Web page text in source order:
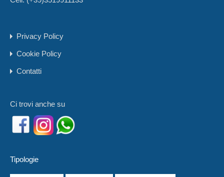
Privacy Policy
Cookie Policy
Contatti
Ci trovi anche su
Tipologie